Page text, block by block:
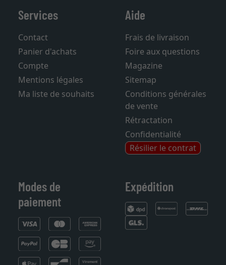
Services
Contact
Panier d'achats
Compte
Mentions légales
Aide
Frais de livraison
Foire aux questions
Magazine
Sitemap
Conditions générales
de vente
Rétractation
Confidentialité
Résilier le contrat
Modes de
paiement
Expédition